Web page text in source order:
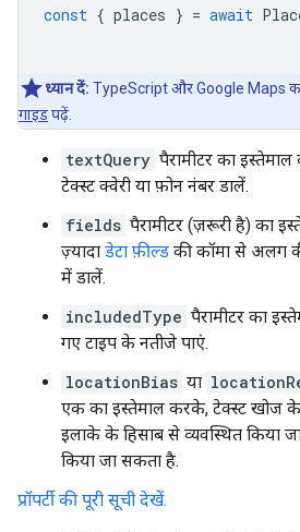
const { places } = await
ध्यान दें: TypeScript और Google Maps
गाइडपढ़ें.
textQuery पैरामीटर का
टेक्स्ट क्वेरी या फ़ोन नंबर डालें.
fields पैरामीटर (ज़रूरी है) का
ज़्यादा डेटा फ़ील्ड की कॉमा से अलग
में डालें.
includedType पैरामीटर का
गए टाइप के नतीजे पाएं.
locationBias या
एक का इस्तेमाल करके, टेक्स्ट खोज के
इलाके के हिसाब से व्यवस्थित किया
किया जा सकता है.
प्रॉपर्टी की पूरी सूची देखें.